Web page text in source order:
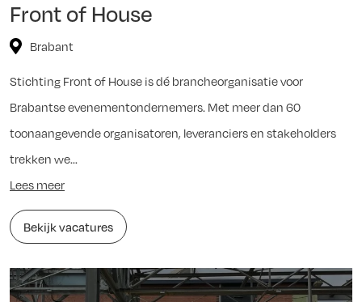
Front of House
Brabant
Stichting Front of House is dé brancheorganisatie voor
Brabantse evenementondernemers. Met meer dan 60
toonaangevende organisatoren, leveranciers en stakeholders
trekken we...
Lees meer
Bekijk vacatures